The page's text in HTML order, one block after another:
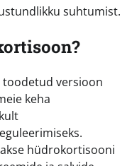
suhtumist.
versioon
keha
hüdrokortisooni